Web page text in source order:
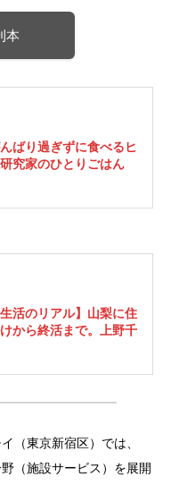
本
ばり過ぎずに食べるヒ
究家のひとりごはん
生活のリアル】山梨に住
から終活まで。上野千
（東京新宿区）では、
（施設サービス）を展開